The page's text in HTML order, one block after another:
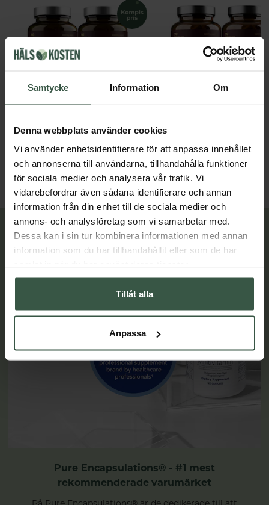
Samtycke Information Om
Denna webbplats använder cookies
Vi använder enhetsidentifierare för att anpassa innehållet
och annonserna till användarna, tillhandahålla funktioner
för sociala medier och analysera vår trafik. Vi
vidarebefordrar även sådana identifierare och annan
information från din enhet till de sociala medier och
annons- och analysföretag som vi samarbetar med.
Dessa kan i sin tur kombinera informationen med annan
information som du har tillhandahållit eller som de har
Tillåt alla
Anpassa
Great Essentials
LÄGG I VARUKORGEN
378 kr
LÄGG I VARUKORGEN
Lär dig mer
Pure Encapsulations® - #1 mest
rekommenderade varumärket